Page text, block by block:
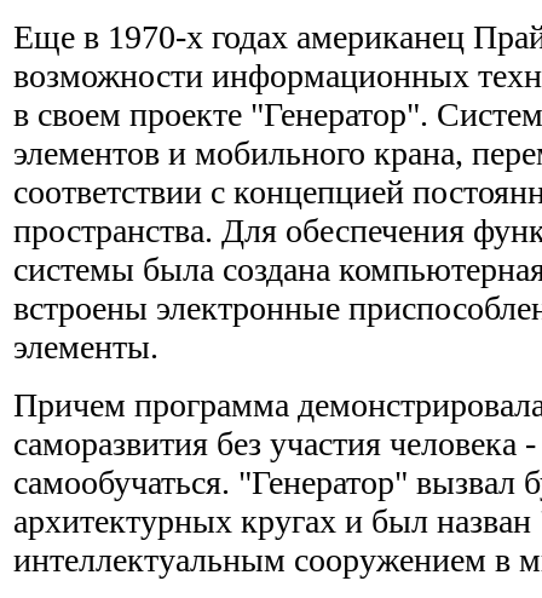
Еще в 1970-х годах американец
возможности информационных
в своем проекте "Генератор".
элементов и мобильного крана,
соответствии с концепцией
пространства. Для обеспечения
системы была создана
встроены электронные
элементы.
Причем программа
саморазвития без участия человека
самообучаться. "Генератор" вызвал
архитектурных кругах и был
интеллектуальным сооружением в